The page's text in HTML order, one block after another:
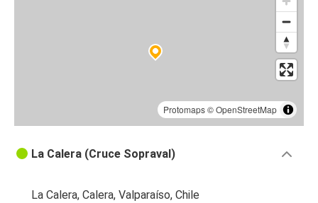
Protomaps©OpenStreetMap
La Calera (Cruce Sopraval)
La Calera, Calera, Valparaíso, Chile